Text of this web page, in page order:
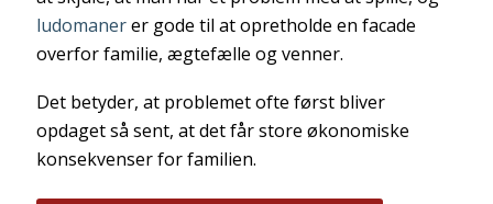
ludomanerer gode til at opretholde en facade
overfor familie, ægtefælle og venner.
Det betyder, at problemet ofte først bliver
opdaget så sent, at det får store økonomiske
konsekvenser for familien.